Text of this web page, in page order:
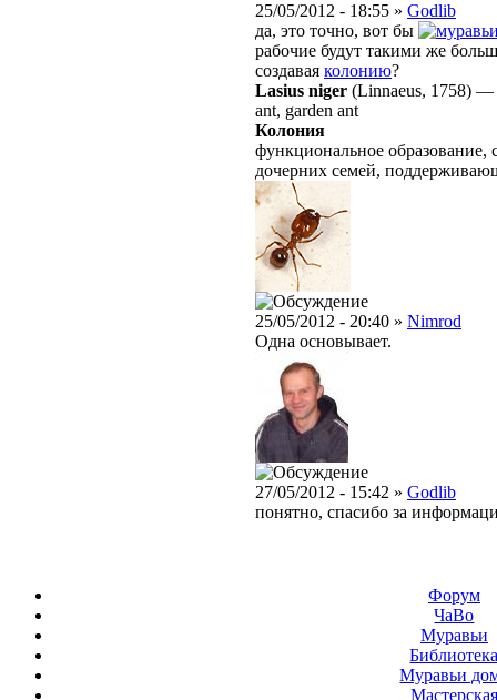
25/05/2012 - 18:55 » Godlib
да, это точно, вот бы
рабочие будут такими же
создавая колонию?
Lasius niger (Linnaeus, 1758) —
ant, garden ant
Колония
функциональное образование,
дочерних семей,
25/05/2012 - 20:40 » Nimrod
Одна основывает.
27/05/2012 - 15:42 » Godlib
понятно, спасибо за
Форум
ЧаВо
Муравьи
Муравьи
Мастерская